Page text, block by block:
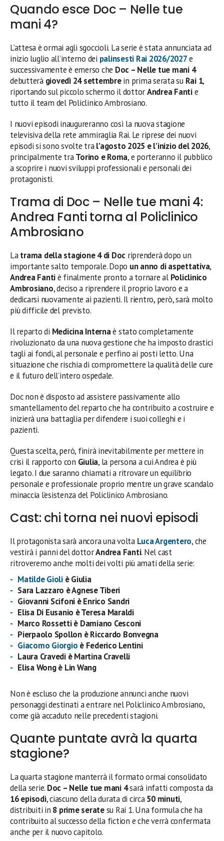
Quando esce Doc – Nelle tue
mani 4?
L’attesa è ormai agli sgoccioli. La serie è stata annunciata ad
inizio luglio all’interno dei palinsesti Rai 2026/2027e
successivamente è emerso che Doc – Nelle tue mani 4
debutterà giovedì 24 settembrein prima serata su Rai 1,
riportando sul piccolo schermo il dottorAndrea Fantie
tutto il team del Policlinico Ambrosiano.
I nuovi episodi inaugureranno così la nuova stagione
televisiva della rete ammiraglia Rai. Le riprese dei nuovi
episodi si sono svolte tral’agosto 2025 e l’inizio del 2026,
principalmente traTorino e Roma, e porteranno il pubblico
a scoprire i nuovi sviluppi professionali e personali dei
protagonisti.
Trama di Doc – Nelle tue mani 4:
Andrea Fanti torna al Policlinico
Ambrosiano
Latrama della stagione 4 di Doc riprenderà dopo un
importante salto temporale. Dopo un anno di aspettativa,
Andrea Fantiè finalmente pronto a tornare al Policlinico
Ambrosiano, deciso a riprendere il proprio lavoro e a
dedicarsi nuovamente ai pazienti. Il rientro, però, sarà molto
più difficile del previsto.
Il reparto di Medicina Internaè stato completamente
rivoluzionato da una nuova gestione che ha imposto drastici
tagli ai fondi, al personale e perfino ai posti letto. Una
situazione che rischia di compromettere la qualità delle cure
e il futuro dell’intero ospedale.
Doc non è disposto ad assistere passivamente allo
smantellamento del reparto che ha contribuito a costruire e
inizierà una battaglia per difendere i suoi colleghi e i
pazienti.
Questa scelta, però, finirà inevitabilmente per mettere in
crisi il rapporto con Giulia, la persona a cui Andrea è più
legato. I due saranno chiamati a ritrovare un equilibrio
personale e professionale proprio mentre un grave scandalo
minaccia l’esistenza del Policlinico Ambrosiano.
Cast: chi torna nei nuovi episodi
Il protagonista sarà ancora una volta Luca Argentero, che
vestirà i panni del dottorAndrea Fanti. Nel cast
ritroveremo anche molti dei volti più amati della serie:
Matilde Gioliè Giulia
Sara Lazzaro è Agnese Tiberi
Giovanni Scifoni è Enrico Sandri
Elisa Di Eusanio è Teresa Maraldi
Marco Rossetti è Damiano Cesconi
Pierpaolo Spollon è Riccardo Bonvegna
Giacomo Giorgio è Federico Lentini
Laura Cravedi è Martina Cravelli
Elisa Wong è Lin Wang
Non è escluso che la produzione annunci anche nuovi
personaggi destinati a entrare nel Policlinico Ambrosiano,
come già accaduto nelle precedenti stagioni.
Quante puntate avrà la quarta
stagione?
La quarta stagione manterrà il formato ormai consolidato
della serie. Doc – Nelle tue mani 4sarà infatti composta da
16 episodi, ciascuno della durata di circa50 minuti,
distribuiti in 8 prime seratesu Rai 1. Una formula che ha
contribuito al successo della fiction e che verrà confermata
anche per il nuovo capitolo.